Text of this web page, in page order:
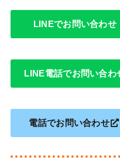
LINEでお問い合わせ
LINE電話でお問い合わ
電話でお問い合わせ